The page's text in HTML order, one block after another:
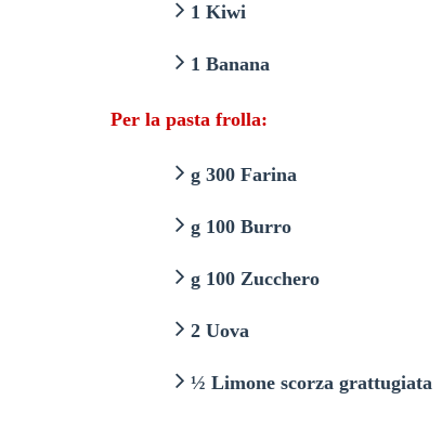
1 Kiwi
1 Banana
Per la pasta frolla:
g 300 Farina
g 100 Burro
g 100 Zucchero
2 Uova
½ Limone scorza grattugiata